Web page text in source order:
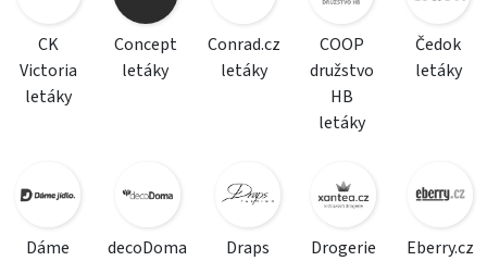
CK
Victoria
letáky
Concept
letáky
Conrad.cz
letáky
COOP
družstvo
HB
letáky
Čedok
letáky
Dáme
decoDoma
Draps
Drogerie
Eberry.cz